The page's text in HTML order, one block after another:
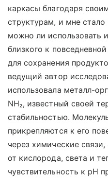
каркасы благодаря
структурам, и мне стало
можно ли использовать
близкого к
для сохранения
ведущий автор
использовала металл-
NH₂, известный своей
стабильностью.
прикрепляются к его
через химические
от кислорода, света и
чувствительность к pH